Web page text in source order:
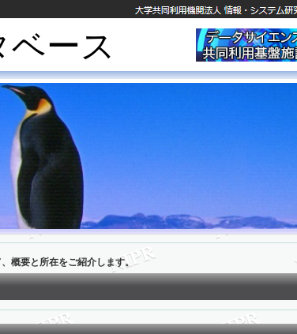
ベース
概要と所在をご紹介します。